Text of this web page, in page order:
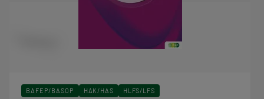
BAFEP/BASOP HAK/HAS HLFS/LFS